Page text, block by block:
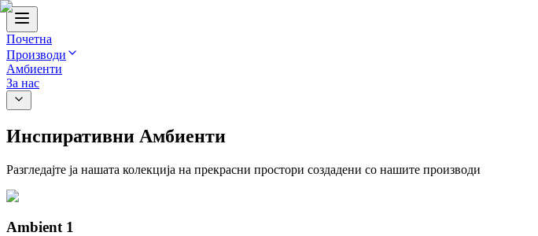
Почетна
Производи
Амбиенти
За нас
Инспиративни Амбиенти
Разгледајте ја нашата колекција на прекрасни простори создадени со нашите производи
Ambient 1